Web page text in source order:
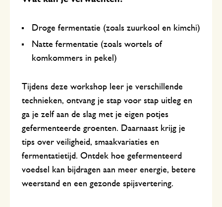
Droge fermentatie (zoals zuurkool en kimchi)
Natte fermentatie (zoals wortels of
komkommers in pekel)
Tijdens deze workshop leer je verschillende
technieken, ontvang je stap voor stap uitleg en
ga je zelf aan de slag met je eigen potjes
gefermenteerde groenten. Daarnaast krijg je
tips over veiligheid, smaakvariaties en
fermentatietijd. Ontdek hoe gefermenteerd
voedsel kan bijdragen aan meer energie, betere
weerstand en een gezonde spijsvertering.